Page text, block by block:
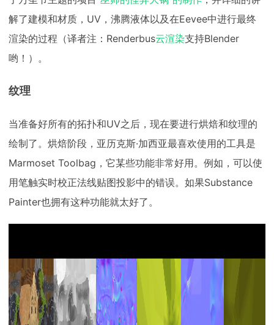
解了建模和材质，UV，沸腾液体以及在Eevee中进行最终
渲染的过程（译者注：Renderbus云渲染支持Blender
哟！）。
纹理
当准备好所有的拓扑和UV之后，现在要进行烘焙和纹理的
绘制了。烘焙阶段，亚历克斯·加西亚最喜欢使用的工具是
Marmoset Toolbag，它某些功能非常好用。例如，可以使
用笔触实时校正法线贴图投影中的错误。如果Substance
Painter也拥有这种功能就太好了。